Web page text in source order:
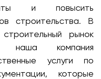
и повысить
строительства. В
рынок
наша компания
услуги по
которые